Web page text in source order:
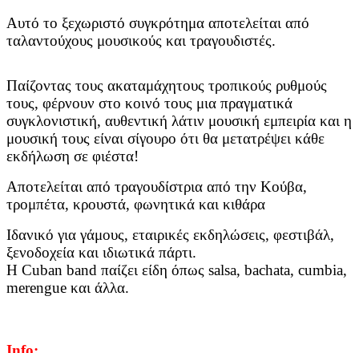
Αυτό το ξεχωριστό συγκρότημα αποτελείται από
ταλαντούχους μουσικούς και τραγουδιστές.
Παίζοντας τους ακαταμάχητους τροπικούς ρυθμούς
τους, φέρνουν στο κοινό τους μια πραγματικά
συγκλονιστική, αυθεντική λάτιν μουσική εμπειρία και η
μουσική τους είναι σίγουρο ότι θα μετατρέψει κάθε
εκδήλωση σε φιέστα!
Αποτελείται από τραγουδίστρια από την Κούβα,
τρομπέτα, κρουστά, φωνητικά και κιθάρα
Ιδανικό για γάμους, εταιρικές εκδηλώσεις, φεστιβάλ,
ξενοδοχεία και ιδιωτικά πάρτι.
Η Cuban band παίζει είδη όπως salsa, bachata, cumbia,
merengue και άλλα.